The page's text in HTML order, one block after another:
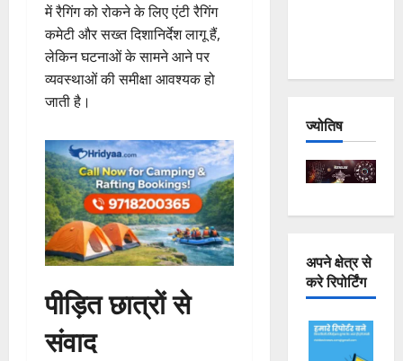
में रैगिंग को रोकने के लिए एंटी रैगिंग
कमेटी और सख्त दिशानिर्देश लागू हैं,
लेकिन घटनाओं के सामने आने पर
व्यवस्थाओं की समीक्षा आवश्यक हो
जाती है।
पीड़ित छात्रों से
संवाद
ज्योतिष
अपने क्षेत्र से
करे रिपोर्टिंग